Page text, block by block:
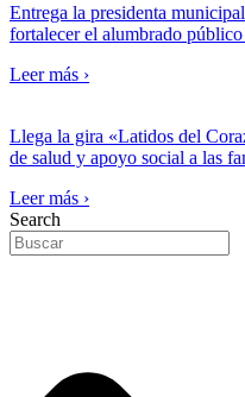
Entrega la presidenta
fortalecer el alumbrado
Leer más ›
Llega la gira «Latidos del
de salud y apoyo social a las
Leer más ›
Search